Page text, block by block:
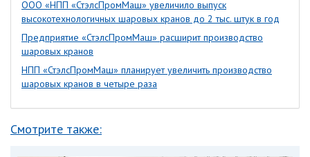
ООО «НПП «СтэлсПромМаш» увеличило выпуск
высокотехнологичных шаровых кранов до 2 тыс. штук в год
Предприятие «СтэлсПромМаш» расширит производство
шаровых кранов
НПП «СтэлсПромМаш» планирует увеличить производство
шаровых кранов в четыре раза
Смотрите также: